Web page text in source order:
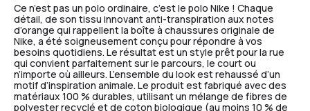
Ce n’est pas un polo ordinaire, c’est le polo Nike ! Chaque
détail, de son tissu innovant anti-transpiration aux notes
d’orange qui rappellent la boîte à chaussures originale de
Nike, a été soigneusement conçu pour répondre à vos
besoins quotidiens. Le résultat est un style prêt pour la rue
qui convient parfaitement sur le parcours, le court ou
n’importe où ailleurs. L’ensemble du look est rehaussé d’un
motif d’inspiration animale. Le produit est fabriqué avec des
matériaux 100 % durables, utilisant un mélange de fibres de
polyester recyclé et de coton biologique (au moins 10 % de